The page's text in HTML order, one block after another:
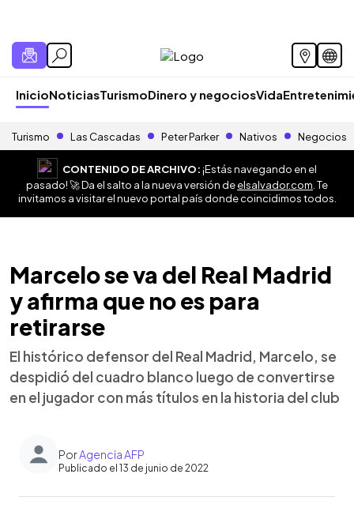
InicioNoticiasTurismoDinero y negociosVida
Turismo Las Cascadas Peter Parker Nativos Negocios
CONTENIDO DE ARCHIVO:¡Estás navegando en el
pasado! 🚀 Da el salto a la nueva versión deelsalvador.com . Te
invitamos a visitar el nuevo portal país donde coincidimos todos.
Marcelo se va del Real Madrid
y afirma que no es para
retirarse
El histórico defensor del Real Madrid, Marcelo, se
despidió del cuadro blanco luego de convertirse
en el jugador con más títulos en la historia del club
PorAgencia AFP
Publicado el 13 de junio de 2022